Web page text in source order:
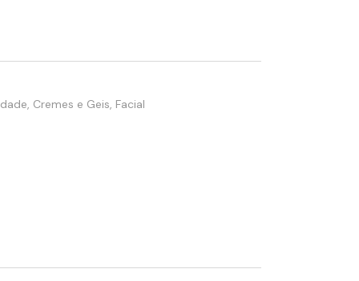
, Cremes e Geis, Facial